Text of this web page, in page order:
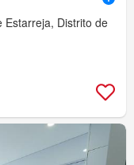
Distrito de